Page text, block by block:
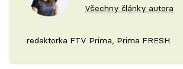
Všechny články autora
redaktorka FTV Prima, Prima FRESH